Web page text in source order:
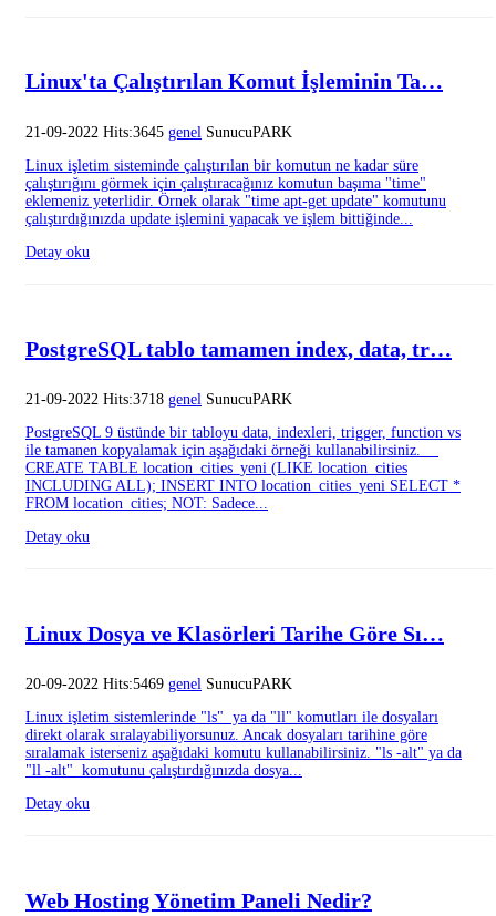
Linux'ta Çalıştırılan Komut İşleminin Ta…
21-09-2022 Hits:3645 genel SunucuPARK
Linux işletim sisteminde çalıştırılan bir komutun ne kadar süre
çalıştırığını görmek için çalıştıracağınız komutun başıma "time"
eklemeniz yeterlidir. Örnek olarak "time apt-get update" komutunu
çalıştırdığınızda update işlemini yapacak ve işlem bittiğinde...
Detay oku
PostgreSQL tablo tamamen index, data, tr…
21-09-2022 Hits:3718 genel SunucuPARK
PostgreSQL 9 üstünde bir tabloyu data, indexleri, trigger, function vs
ile tamanen kopyalamak için aşağıdaki örneği kullanabilirsiniz.
CREATE TABLE location_cities_yeni (LIKE location_cities
INCLUDING ALL); INSERT INTO location_cities_yeni SELECT *
FROM location_cities; NOT: Sadece...
Detay oku
Linux Dosya ve Klasörleri Tarihe Göre Sı…
20-09-2022 Hits:5469 genel SunucuPARK
Linux işletim sistemlerinde "ls" ya da "ll" komutları ile dosyaları
direkt olarak sıralayabiliyorsunuz. Ancak dosyaları tarihine göre
sıralamak isterseniz aşağıdaki komutu kullanabilirsiniz. "ls -alt" ya da
"ll -alt" komutunu çalıştırdığınızda dosya...
Detay oku
Web Hosting Yönetim Paneli Nedir?